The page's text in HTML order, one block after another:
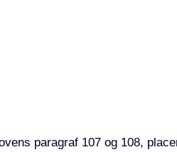
paragraf 107 og 108,